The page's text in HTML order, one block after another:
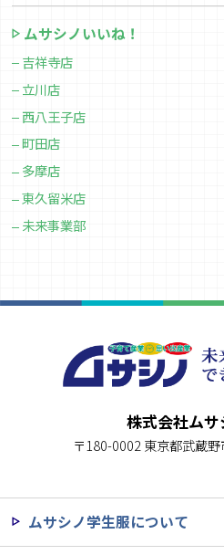
ムサシノいいね！
吉祥寺店
立川店
西八王子店
町田店
多摩店
東久留米店
未来事業部
株式会社ム
〒180-0002 東京都武蔵
ムサシノ学生服について